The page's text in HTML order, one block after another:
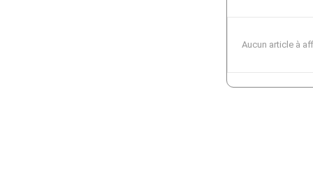
Aucun article à